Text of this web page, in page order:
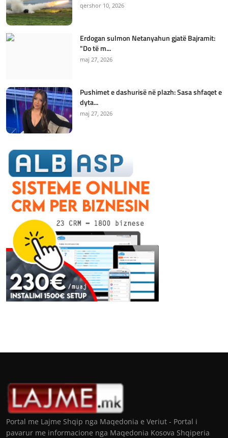
qershor 10, 2026
Erdogan sulmon Netanyahun gjatë Bajramit:
"Do të m...
maj 27, 2026
Pushimet e dashurisë në plazh: Sasa shfaqet e
dyta...
maj 27, 2026
Portal me Lajme Shqip nga Maqedonia e Veriut - Portal i
pavarur me informacione nga Maqedonia Kosova Shqiperia